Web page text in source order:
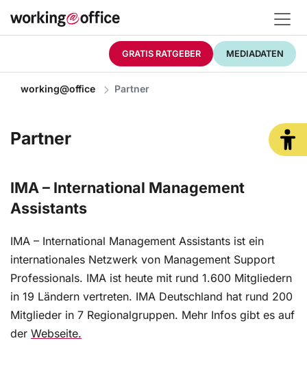
GRATIS RATGEBER MEDIADATEN
working@office Partner
Partner
IMA – International Management
Assistants
IMA – International Management Assistants ist ein
internationales Netzwerk von Management Support
Professionals. IMA ist heute mit rund 1.600 Mitgliedern
in 19 Ländern vertreten. IMA Deutschland hat rund 200
Mitglieder in 7 Regionalgruppen. Mehr Infos gibt es auf
der Webseite.